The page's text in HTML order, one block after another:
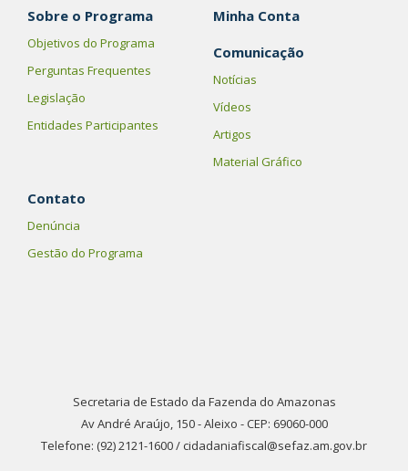
Sobre o Programa
Objetivos do Programa
Perguntas Frequentes
Legislação
Entidades Participantes
Minha Conta
Comunicação
Notícias
Vídeos
Artigos
Material Gráfico
Contato
Denúncia
Gestão do Programa
Secretaria de Estado da Fazenda do Amazonas
Av André Araújo, 150 - Aleixo - CEP: 69060-000
Telefone: (92) 2121-1600 / cidadaniafiscal@sefaz.am.gov.br